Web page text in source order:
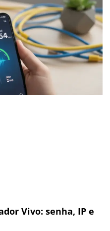
Vivo: senha, IP e